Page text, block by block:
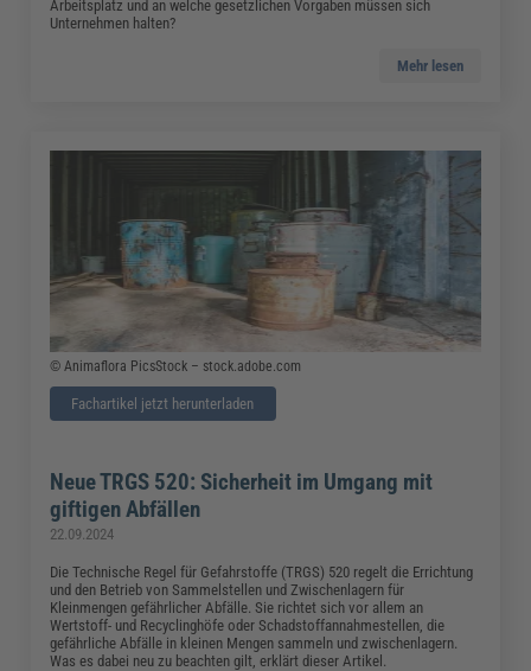
Arbeitsplatz und an welche gesetzlichen Vorgaben müssen sich
Unternehmen halten?
Mehr lesen
© Animaflora PicsStock – stock.adobe.com
Fachartikel jetzt herunterladen
Neue TRGS 520: Sicherheit im Umgang mit
giftigen Abfällen
22.09.2024
Die Technische Regel für Gefahrstoffe (TRGS) 520 regelt die Errichtung
und den Betrieb von Sammelstellen und Zwischenlagern für
Kleinmengen gefährlicher Abfälle. Sie richtet sich vor allem an
Wertstoff- und Recyclinghöfe oder Schadstoffannahmestellen, die
gefährliche Abfälle in kleinen Mengen sammeln und zwischenlagern.
Was es dabei neu zu beachten gilt, erklärt dieser Artikel.